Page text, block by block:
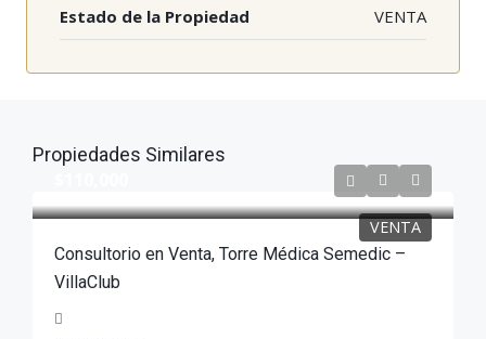
Estado de la Propiedad VENTA
Propiedades Similares
VENTA
Consultorio en Venta, Torre Médica Semedic –
VillaClub